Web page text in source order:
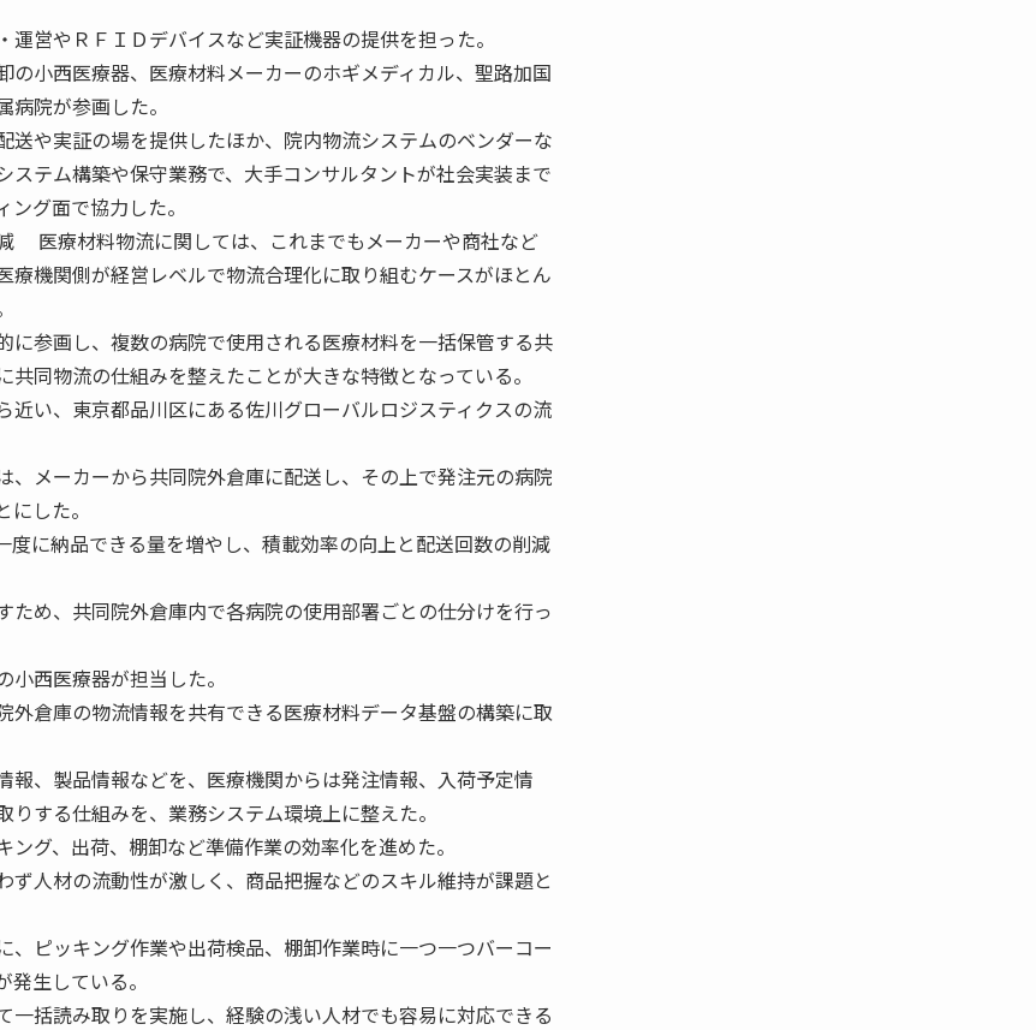
営やＲＦＩＤデバイスなど実証機器の提供を担った。
小西医療器、医療材料メーカーのホギメディカル、聖路加国
院が参画した。
や実証の場を提供したほか、院内物流システムのベンダーな
ステム構築や保守業務で、大手コンサルタントが社会実装まで
グ面で協力した。
医療材料物流に関しては、これまでもメーカーや商社など
療機関側が経営レベルで物流合理化に取り組むケースがほとん
に参画し、複数の病院で使用される医療材料を一括保管する共
同物流の仕組みを整えたことが大きな特徴となっている。
い、東京都品川区にある佐川グローバルロジスティクスの流
、メーカーから共同院外倉庫に配送し、その上で発注元の病院
した。
度に納品できる量を増やし、積載効率の向上と配送回数の削減
ため、共同院外倉庫内で各病院の使用部署ごとの仕分けを行っ
西医療器が担当した。
倉庫の物流情報を共有できる医療材料データ基盤の構築に取
報、製品情報などを、医療機関からは発注情報、入荷予定情
する仕組みを、業務システム環境上に整えた。
グ、出荷、棚卸など準備作業の効率化を進めた。
ず人材の流動性が激しく、商品把握などのスキル維持が課題と
、ピッキング作業や出荷検品、棚卸作業時に一つ一つバーコー
生している。
一括読み取りを実施し、経験の浅い人材でも容易に対応できる